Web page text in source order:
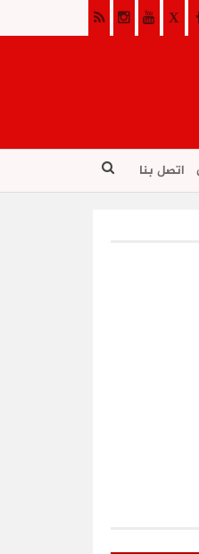
اتصل بنا